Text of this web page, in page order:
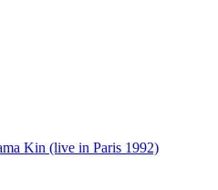
Kin (live in Paris 1992)